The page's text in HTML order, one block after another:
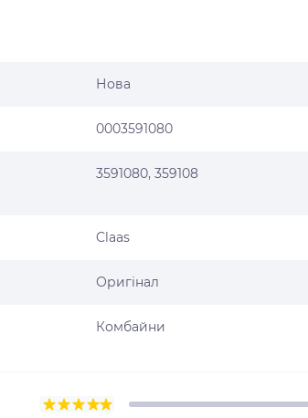
Нова
0003591080
3591080, 359108
Claas
Оригінал
Комбайни